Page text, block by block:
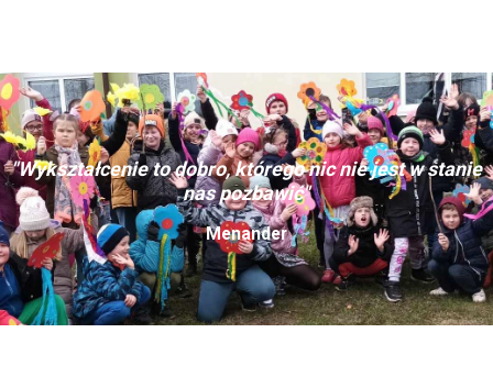
"Wykształcenie to dobro, którego nic nie jest w stanie
nas pozbawić"
Menander